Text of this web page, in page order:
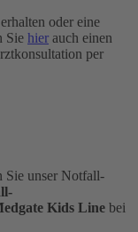
oder eine
Sie hier auch einen
per
Sie unser Notfall-
Kids Line bei